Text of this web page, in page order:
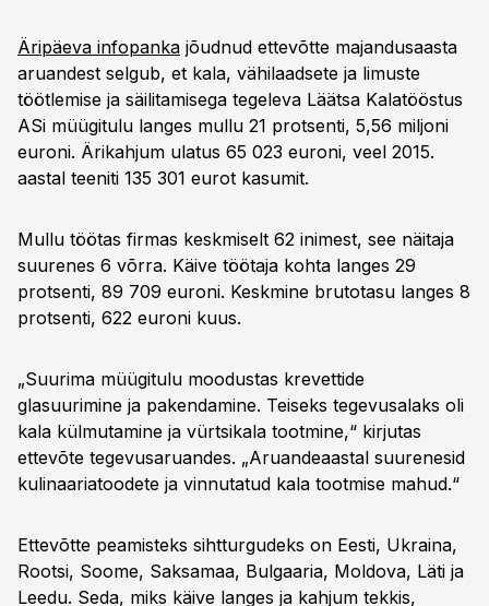
Äripäeva infopanka jõudnud ettevõtte majandusaasta
aruandest selgub, et kala, vähilaadsete ja limuste
töötlemise ja säilitamisega tegeleva Läätsa Kalatööstus
ASi müügitulu langes mullu 21 protsenti, 5,56 miljoni
euroni. Ärikahjum ulatus 65 023 euroni, veel 2015.
aastal teeniti 135 301 eurot kasumit.
Mullu töötas firmas keskmiselt 62 inimest, see näitaja
suurenes 6 võrra. Käive töötaja kohta langes 29
protsenti, 89 709 euroni. Keskmine brutotasu langes 8
protsenti, 622 euroni kuus.
„Suurima müügitulu moodustas krevettide
glasuurimine ja pakendamine. Teiseks tegevusalaks oli
kala külmutamine ja vürtsikala tootmine,“ kirjutas
ettevõte tegevusaruandes. „Aruandeaastal suurenesid
kulinaariatoodete ja vinnutatud kala tootmise mahud.“
Ettevõtte peamisteks sihtturgudeks on Eesti, Ukraina,
Rootsi, Soome, Saksamaa, Bulgaaria, Moldova, Läti ja
Leedu. Seda, miks käive langes ja kahjum tekkis,